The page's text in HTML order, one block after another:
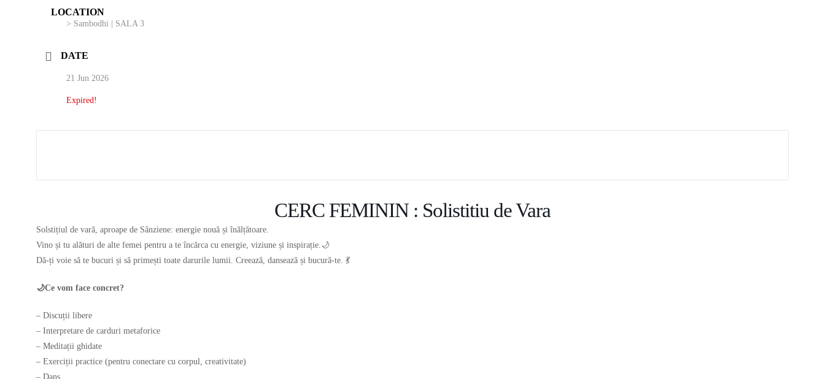
LOCATION
> Sambodhi | SALA 3
DATE
21 Jun 2026
Expired!
CERC FEMININ : Solistitiu de Vara
Solstițiul de vară, aproape de Sânziene: energie nouă și înălțătoare.
Vino și tu alături de alte femei pentru a te încărca cu energie, viziune și inspirație.🌙
Dă-ți voie să te bucuri și să primești toate darurile lumii. Creează, dansează și bucură-te. 💃
🌙Ce vom face concret?
– Discuții libere
– Interpretare de carduri metaforice
– Meditații ghidate
– Exerciții practice (pentru conectare cu corpul, creativitate)
– Dans